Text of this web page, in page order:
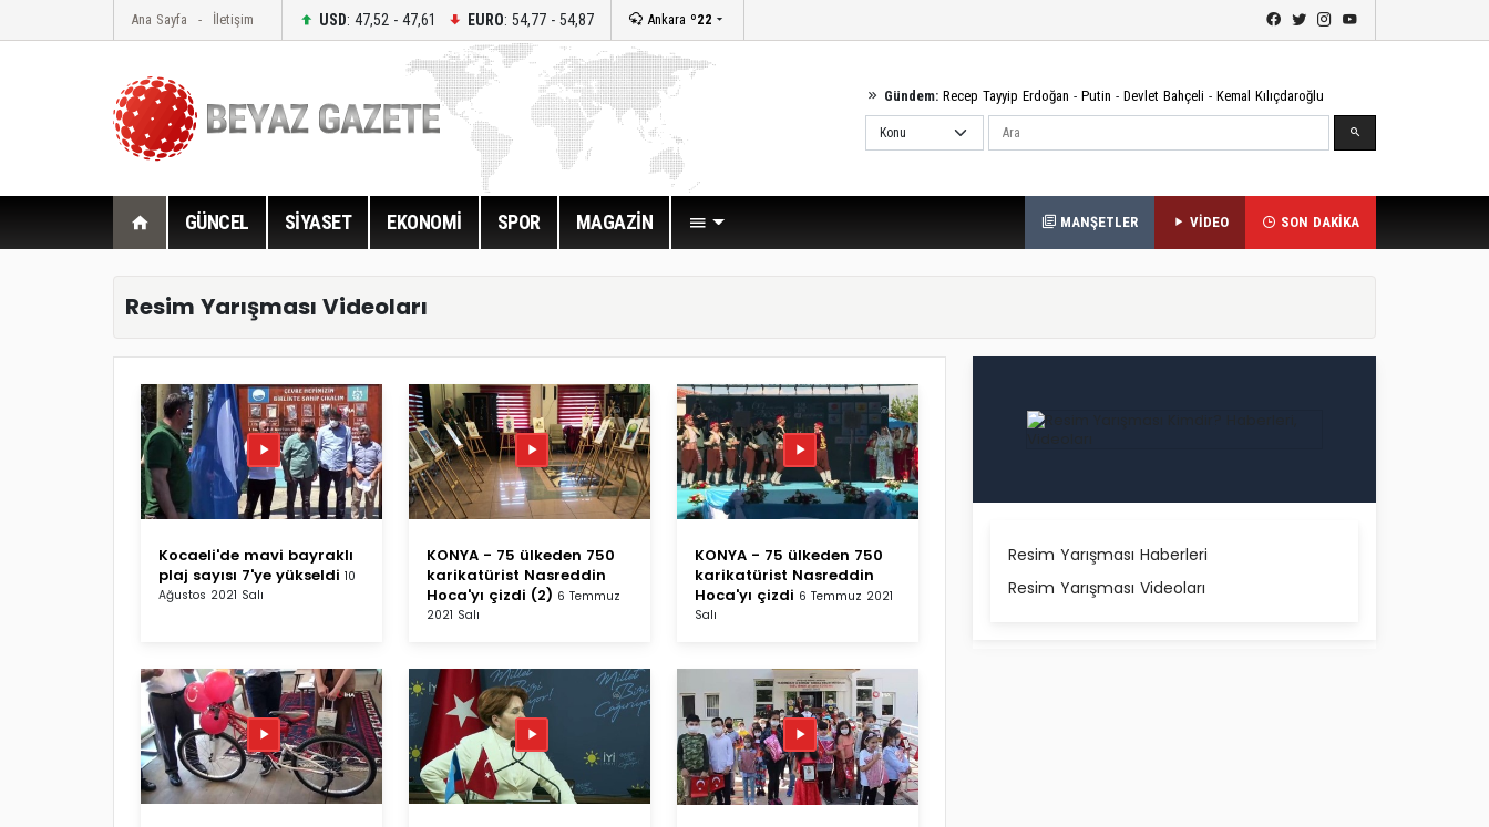
Ana Sayfa İletişim USD: 47,52 - 47,61 EURO: 54,77 - 54,87 Ankara º22
Gündem: Recep Tayyip Erdoğan - Putin - Devlet Bahçeli - Kemal Kılıçdaroğlu
Ara
GÜNCEL SİYASET EKONOMİ SPOR MAGAZİN MANŞETLER VİDEO SON DAKİKA
Resim Yarışması Videoları
Kocaeli'de mavi bayraklı
plaj sayısı 7'ye yükseldi 10
Ağustos 2021 Salı
KONYA - 75 ülkeden 750
karikatürist Nasreddin
Hoca'yı çizdi (2) 6 Temmuz
2021 Salı
KONYA - 75 ülkeden 750
karikatürist Nasreddin
Hoca'yı çizdi 6 Temmuz 2021
Salı
Resim Yarışması Haberleri
Resim Yarışması Videoları